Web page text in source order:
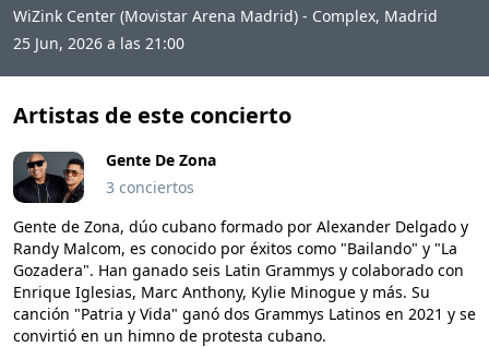
25 Jun, 2026 a las 21:00
WiZink Center (Movistar Arena Madrid) - Complex, Madrid
Artistas de este concierto
Gente De Zona
3 conciertos
Gente de Zona, dúo cubano formado por Alexander Delgado y
Randy Malcom, es conocido por éxitos como "Bailando" y "La
Gozadera". Han ganado seis Latin Grammys y colaborado con
Enrique Iglesias, Marc Anthony, Kylie Minogue y más. Su
canción "Patria y Vida" ganó dos Grammys Latinos en 2021 y se
convirtió en un himno de protesta cubano.